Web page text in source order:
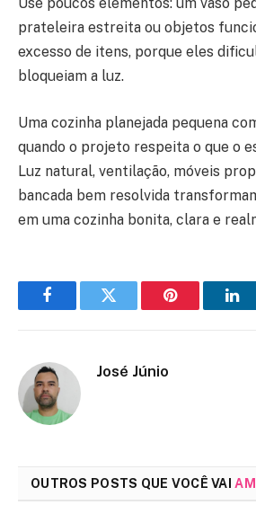
Use poucos elementos: um vaso
prateleira estreita ou objetos
excesso de itens, porque eles
bloqueiam a luz.
Uma cozinha planejada pequena
quando o projeto respeita o que o
Luz natural, ventilação, móveis
bancada bem resolvida
em uma cozinha bonita, clara e
FacebookTwitter Pinterest
José Júnio
OUTROS POSTS QUE VOCÊ VAI